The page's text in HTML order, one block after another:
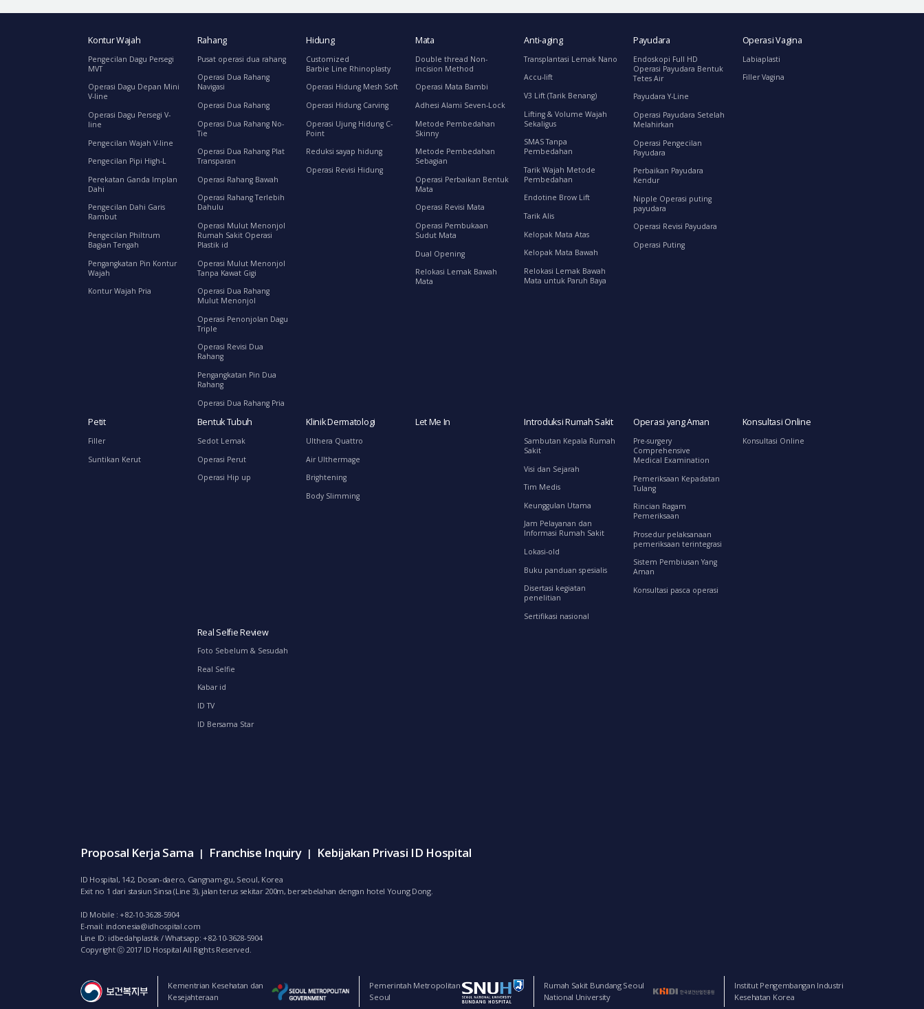
Kontur Wajah
Pengecilan Dagu Persegi
MVT
Operasi Dagu Depan Mini
V-line
Operasi Dagu Persegi V-
line
Pengecilan Wajah V-line
Pengecilan Pipi High-L
Perekatan Ganda Implan
Dahi
Pengecilan Dahi Garis
Rambut
Pengecilan Philtrum
Bagian Tengah
Pengangkatan Pin Kontur
Wajah
Kontur Wajah Pria
Rahang
Pusat operasi dua rahang
Operasi Dua Rahang
Navigasi
Operasi Dua Rahang
Operasi Dua Rahang No-
Tie
Operasi Dua Rahang Plat
Transparan
Operasi Rahang Bawah
Operasi Rahang Terlebih
Dahulu
Operasi Mulut Menonjol
Rumah Sakit Operasi
Plastik id
Operasi Mulut Menonjol
Tanpa Kawat Gigi
Operasi Dua Rahang
Mulut Menonjol
Operasi Penonjolan Dagu
Triple
Operasi Revisi Dua
Rahang
Pengangkatan Pin Dua
Rahang
Operasi Dua Rahang Pria
Hidung
Customized
Barbie Line Rhinoplasty
Operasi Hidung Mesh Soft
Operasi Hidung Carving
Operasi Ujung Hidung C-
Point
Reduksi sayap hidung
Operasi Revisi Hidung
Mata
Double thread Non-
incision Method
Operasi Mata Bambi
Adhesi Alami Seven-Lock
Metode Pembedahan
Skinny
Metode Pembedahan
Sebagian
Operasi Perbaikan Bentuk
Mata
Operasi Revisi Mata
Operasi Pembukaan
Sudut Mata
Dual Opening
Relokasi Lemak Bawah
Mata
Anti-aging
Transplantasi Lemak Nano
Accu-lift
V3 Lift (Tarik Benang)
Lifting & Volume Wajah
Sekaligus
SMAS Tanpa
Pembedahan
Tarik Wajah Metode
Pembedahan
Endotine Brow Lift
Tarik Alis
Kelopak Mata Atas
Kelopak Mata Bawah
Relokasi Lemak Bawah
Mata untuk Paruh Baya
Payudara
Endoskopi Full HD
Operasi Payudara Bentuk
Tetes Air
Payudara Y-Line
Operasi Payudara Setelah
Melahirkan
Operasi Pengecilan
Payudara
Perbaikan Payudara
Kendur
Nipple Operasi puting
payudara
Operasi Revisi Payudara
Operasi Puting
Operasi Vagina
Labiaplasti
Filler Vagina
Petit
Filler
Suntikan Kerut
Bentuk Tubuh
Sedot Lemak
Operasi Perut
Operasi Hip up
Klinik Dermatologi
Ulthera Quattro
Air Ulthermage
Brightening
Body Slimming
Let Me In Introduksi Rumah Sakit
Sambutan Kepala Rumah
Sakit
Visi dan Sejarah
Tim Medis
Keunggulan Utama
Jam Pelayanan dan
Informasi Rumah Sakit
Lokasi-old
Buku panduan spesialis
Disertasi kegiatan
penelitian
Sertifikasi nasional
Operasi yang Aman
Pre-surgery
Comprehensive
Medical Examination
Pemeriksaan Kepadatan
Tulang
Rincian Ragam
Pemeriksaan
Prosedur pelaksanaan
pemeriksaan terintegrasi
Sistem Pembiusan Yang
Aman
Konsultasi pasca operasi
Konsultasi Online
Konsultasi Online
Real Selfie Review
Foto Sebelum & Sesudah
Real Selfie
Kabar id
ID TV
ID Bersama Star
Proposal Kerja Sama | Franchise Inquiry | Kebijakan Privasi ID Hospital
ID Hospital, 142, Dosan-daero, Gangnam-gu, Seoul, Korea
Exit no 1 dari stasiun Sinsa (Line 3), jalan terus sekitar 200m, bersebelahan dengan hotel Young Dong.
ID Mobile : +82-10-3628-5904
E-mail: indonesia@idhospital.com
Line ID: idbedahplastik / Whatsapp: +82-10-3628-5904
Copyright ⓒ 2017 ID Hospital All Rights Reserved.
Kementrian Kesehatan dan
Kesejahteraan
Pemerintah Metropolitan
Seoul
Rumah Sakit Bundang Seoul
National University
Institut Pengembangan Industri
Kesehatan Korea